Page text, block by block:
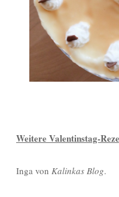
Weitere Valentinstag-
Inga von Kalinkas Blog.